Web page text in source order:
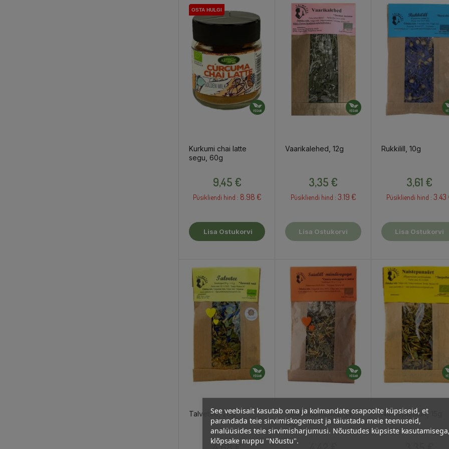
OSTA HULGI
OSTA HULGI
OSTA HULGI
Kurkumi chai latte
segu, 60g
9,45 €
Püsikliendi hind : 8.98 €
Lisa Ostukorvi
Vaarikalehed, 12g
3,35 €
Püsikliendi hind : 3.19 €
Lisa Ostukorvi
Rukkilill, 10g
3,61 €
Püsikliendi hind : 3.43
Lisa Ostukorvi
Talvetee, 20g
Hind
Saialill mündiseguga,
13g
Naistepunaürt, 15g
See veebisait kasutab oma ja kolmandate osapoolte küpsiseid, et
parandada teie sirvimiskogemust ja täiustada meie teenuseid,
analüüsides teie sirvimisharjumusi. Nõustudes küpsiste
klõpsake nuppu "Nõustu".